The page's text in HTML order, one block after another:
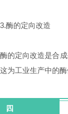
3.酶的定向改造
酶的定向改造是合
这为工业生产中的
四